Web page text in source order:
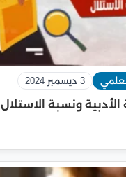
3 ديسمبر 2024
ونسبة الاستلال